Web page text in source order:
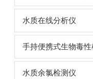
水质在线分析仪
手持便携式生物毒性
水质余氯检测仪